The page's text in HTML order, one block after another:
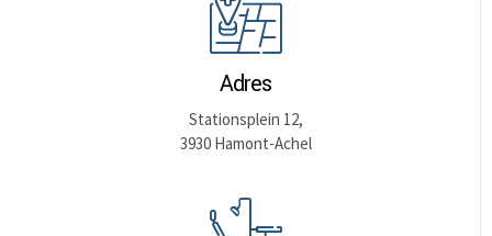
Adres
Stationsplein 12,
3930 Hamont-Achel